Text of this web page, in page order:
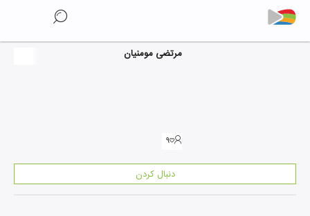
مرتضی مومنیان
۹
دنبال کردن